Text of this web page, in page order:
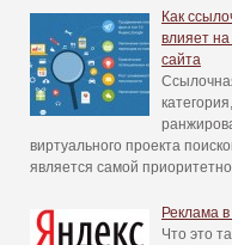
Как
влияет
сайта
виртуального проекта
является самой
Реклама
Что это